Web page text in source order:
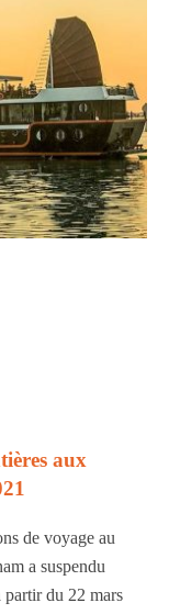
aux
de voyage au
a suspendu
partir du 22 mars